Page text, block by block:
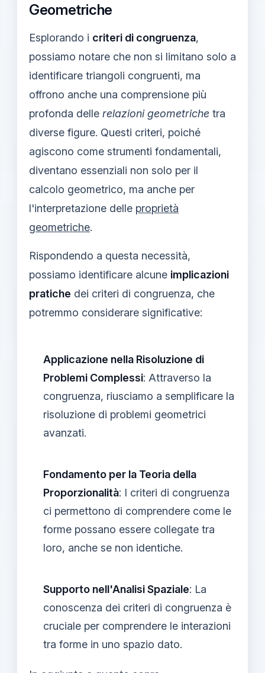
Geometriche
Esplorando i criteri di congruenza,
possiamo notare che non si limitano solo a
identificare triangoli congruenti, ma
offrono anche una comprensione più
profonda delle relazioni geometriche tra
diverse figure. Questi criteri, poiché
agiscono come strumenti fondamentali,
diventano essenziali non solo per il
calcolo geometrico, ma anche per
l'interpretazione delle proprietà
geometriche.
Rispondendo a questa necessità,
possiamo identificare alcune implicazioni
pratiche dei criteri di congruenza, che
potremmo considerare significative:
Applicazione nella Risoluzione di
Problemi Complessi: Attraverso la
congruenza, riusciamo a semplificare la
risoluzione di problemi geometrici
avanzati.
Fondamento per la Teoria della
Proporzionalità: I criteri di congruenza
ci permettono di comprendere come le
forme possano essere collegate tra
loro, anche se non identiche.
Supporto nell'Analisi Spaziale: La
conoscenza dei criteri di congruenza è
cruciale per comprendere le interazioni
tra forme in uno spazio dato.